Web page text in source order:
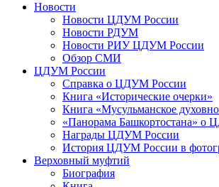
Новости
Новости ЦДУМ России
Новости РДУМ
Новости РИУ ЦДУМ России
Обзор СМИ
ЦДУМ России
Справка о ЦДУМ России
Книга «Исторические очерки»
Книга «Мусульманское
«Панорама Башкортостана» о
Награды ЦДУМ России
История ЦДУМ России в
Верховный муфтий
Биография